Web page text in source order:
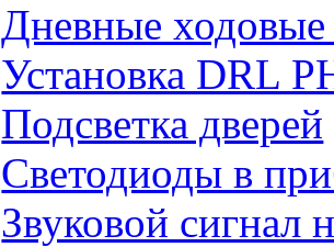
Дневные ходовые
Установка DRL
Подсветка дверей
Светодиоды в
Звуковой сигнал